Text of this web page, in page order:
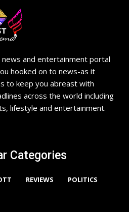
and entertainment portal
hooked on to news-as it
to keep you abreast with
across the world including
lifestyle and entertainment.
Categories
REVIEWS POLITICS